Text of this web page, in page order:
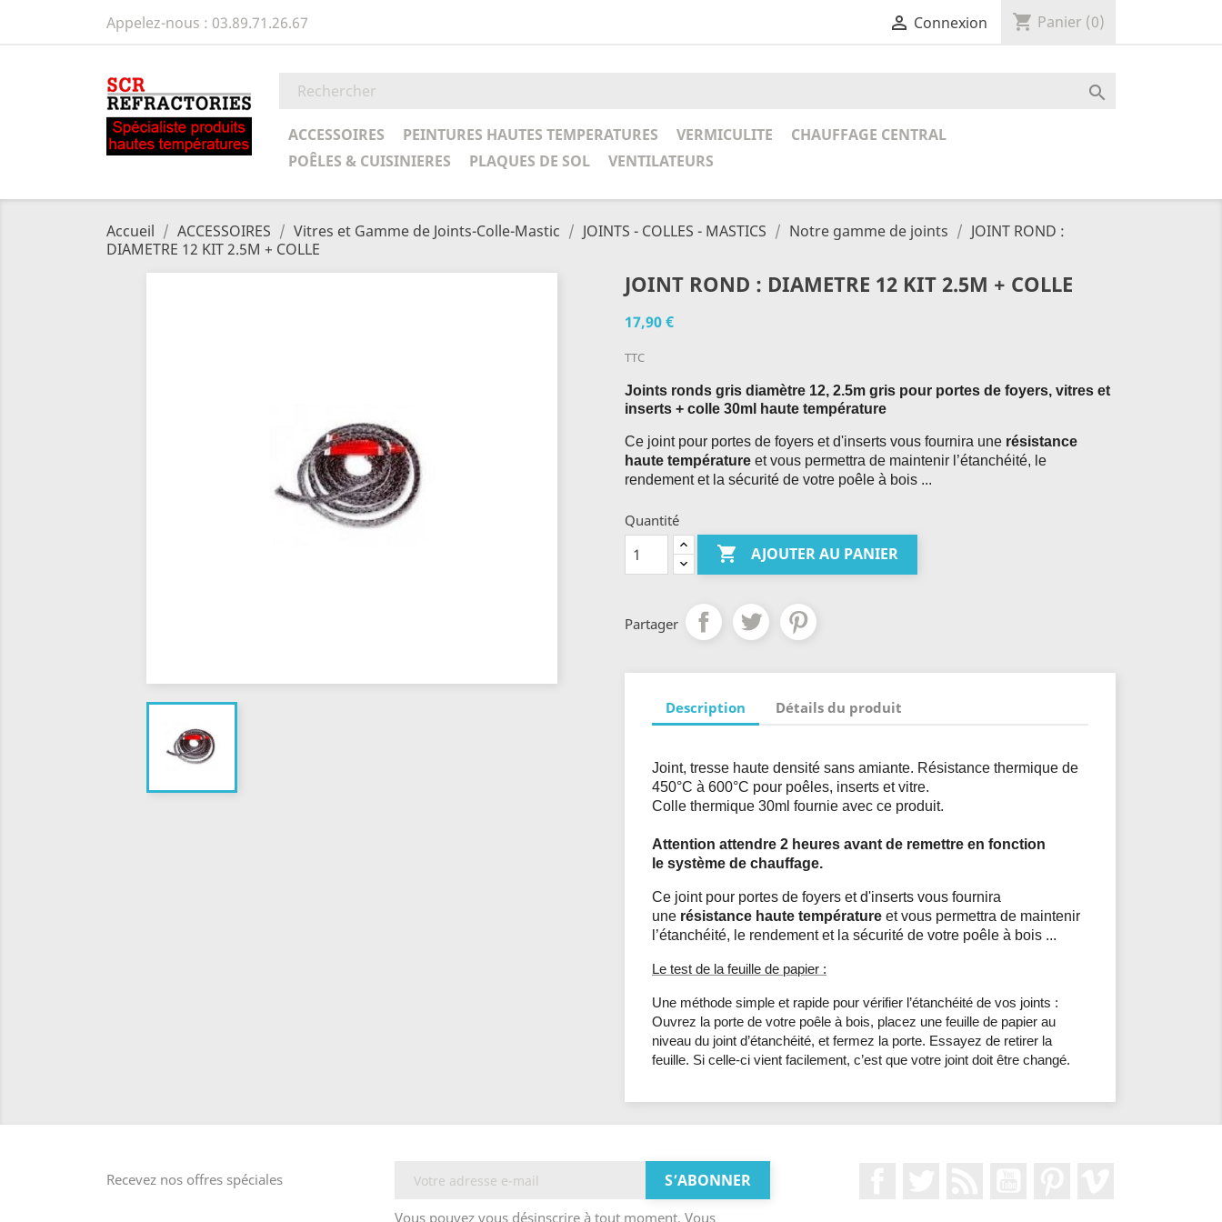
Appelez-nous : 03.89.71.26.67  Connexion shopping_cart Panier (0)

ACCESSOIRES PEINTURES HAUTES TEMPERATURES VERMICULITE
CHAUFFAGE CENTRAL
POÊLES & CUISINIERES
PLAQUES DE SOL VENTILATEURS
Accueil ACCESSOIRES Vitres et Gamme de Joints-Colle-Mastic JOINTS - COLLES - MASTICS Notre gamme de joints
JOINT ROND :
DIAMETRE 12 KIT 2.5M + COLLE
JOINT ROND : DIAMETRE 12 KIT 2.5M + COLLE
17,90 €
TTC
Joints ronds gris diamètre 12, 2.5m gris pour portes de foyers, vitres et
inserts + colle 30ml haute température
Ce joint pour portes de foyers et d'inserts vous fournira une résistance
haute température et vous permettra de maintenir l’étanchéité, le
rendement et la sécurité de votre poêle à bois ...
Quantité
 AJOUTER AU PANIER
Partager
Description Détails du produit
Joint, tresse haute densité sans amiante. Résistance thermique de
450°C à 600°C pour poêles, inserts et vitre.
Colle thermique 30ml fournie avec ce produit.
Attention attendre 2 heures avant de remettre en fonction
le système de chauffage.
Ce joint pour portes de foyers et d'inserts vous fournira
une résistance haute température et vous permettra de maintenir
l’étanchéité, le rendement et la sécurité de votre poêle à bois ...
Le test de la feuille de papier :
Une méthode simple et rapide pour vérifier l’étanchéité de vos joints :
Ouvrez la porte de votre poêle à bois, placez une feuille de papier au
niveau du joint d’étanchéité, et fermez la porte. Essayez de retirer la
feuille. Si celle-ci vient facilement, c’est que votre joint doit être changé.
Recevez nos offres spéciales
Vous pouvez vous désinscrire à tout moment. Vous